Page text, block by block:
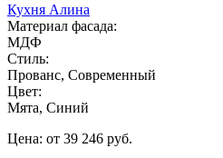
Кухня Алина
Материал фасада:
МДФ
Стиль:
Прованс, Современный
Цвет:
Мята, Синий
Цена: от 39 246 руб.